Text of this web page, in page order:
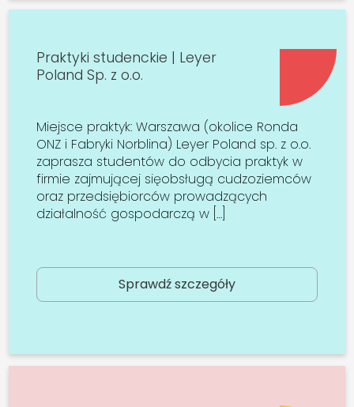
Praktyki studenckie | Leyer
Poland Sp. z o.o.
Miejsce praktyk: Warszawa (okolice Ronda
ONZ i Fabryki Norblina) Leyer Poland sp. z o.o.
zaprasza studentów do odbycia praktyk w
firmie zajmującej sięobsługą cudzoziemców
oraz przedsiębiorców prowadzących
działalność gospodarczą w […]
Sprawdź szczegóły